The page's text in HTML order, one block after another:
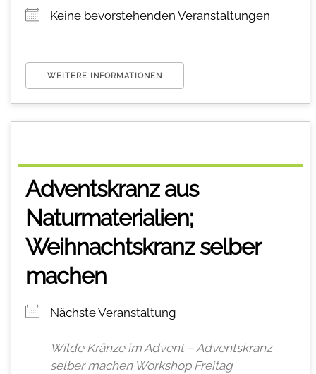
Keine bevorstehenden Veranstaltungen
WEITERE INFORMATIONEN
Adventskranz aus
Naturmaterialien;
Weihnachtskranz selber
machen
Nächste Veranstaltung
Wilde Kränze im Advent – Adventskranz
selber machen Workshop Freitag